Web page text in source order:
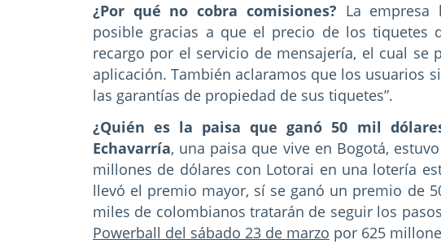
¿Por qué no cobra comisiones? La empresa
posible gracias a que el precio de los tiquetes
recargo por el servicio de mensajería, el cual se
aplicación. También aclaramos que los usuarios
las garantías de propiedad de sus tiquetes”.
¿Quién es la paisa que ganó 50 mil
Echavarría, una paisa que vive en Bogotá,
millones de dólares con Lotorai en una lotería
llevó el premio mayor, sí se ganó un premio de
miles de colombianos tratarán de seguir los
Powerball del sábado 23 de marzo por 625